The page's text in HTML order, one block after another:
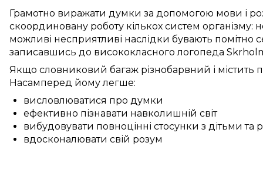
Грамотно виражати думки за допомогою мови і
скоординовану роботу кількох систем організму:
можливі несприятливі наслідки бувають помітно
записавшись до висококласного логопеда
Якщо словниковий багаж різнобарвний і містить
Насамперед йомулегше:
висловлюватися про думки
ефективно пізнавати навколишній світ
вибудовувати повноцінні стосунки з дітьми та
вдосконалювати свій розум